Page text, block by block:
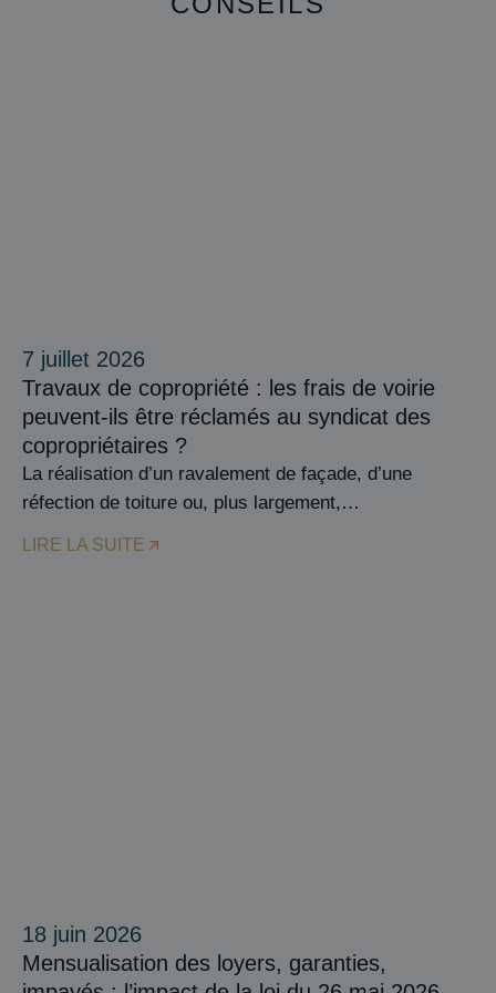
7 juillet 2026
Travaux de copropriété : les frais de voirie
peuvent-ils être réclamés au syndicat des
copropriétaires ?
La réalisation d’un ravalement de façade, d’une
réfection de toiture ou, plus largement,…
LIRE LA SUITE
18 juin 2026
Mensualisation des loyers, garanties,